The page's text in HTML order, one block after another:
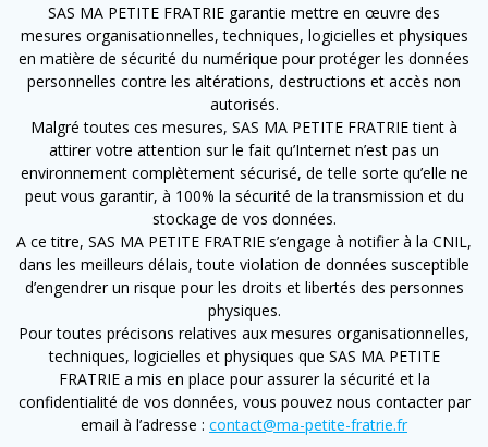
SAS MA PETITE FRATRIE garantie mettre en œuvre des
mesures organisationnelles, techniques, logicielles et physiques
en matière de sécurité du numérique pour protéger les données
personnelles contre les altérations, destructions et accès non
autorisés.
Malgré toutes ces mesures, SAS MA PETITE FRATRIE tient à
attirer votre attention sur le fait qu’Internet n’est pas un
environnement complètement sécurisé, de telle sorte qu’elle ne
peut vous garantir, à 100% la sécurité de la transmission et du
stockage de vos données.
A ce titre, SAS MA PETITE FRATRIE s’engage à notifier à la CNIL,
dans les meilleurs délais, toute violation de données susceptible
d’engendrer un risque pour les droits et libertés des personnes
physiques.
Pour toutes précisons relatives aux mesures organisationnelles,
techniques, logicielles et physiques que SAS MA PETITE
FRATRIE a mis en place pour assurer la sécurité et la
confidentialité de vos données, vous pouvez nous contacter par
email à l’adresse : contact@ma-petite-fratrie.fr